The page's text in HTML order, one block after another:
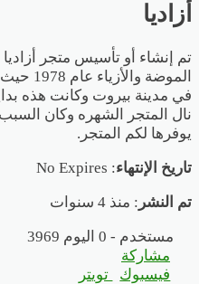
أزاديا
تم إنشاء أو تأسيس متجر
الموضة
في مدينة بيروت وكانت هذه
نال المتجر الشهره وكان
يوفرها لكم المتجر.
تاريخ الإنتهاء: No Expires
تم النشر : منذ 4 سنوات
3969 مستخدم - 0 اليوم
مشاركة
فيسبوك
تويتر